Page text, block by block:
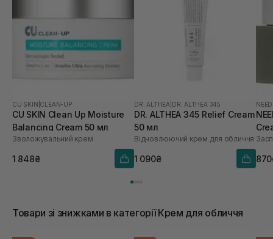
CU SKIN CLEAN-UP
CU SKIN Clean Up Moisture
Balancing Cream 50 мл
Зволожувальний крем
1 848₴
DR. ALTHEA DR. ALTHEA 345
DR. ALTHEA 345 Relief Cream
50 мл
Відновлюючий крем для обличчя
1 090₴
Товари зі знижками в категорії Крем для обличчя